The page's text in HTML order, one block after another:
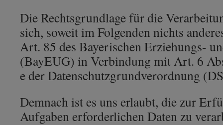
Die Rechtsgrundlage für die
sich, soweit im Folgenden nichts
Art. 85 des Bayerischen Erziehungs-
(BayEUG) in Verbindung mit Art. 6
e der Datenschutzgrundverordnung
Demnach ist es uns erlaubt, die zur
Aufgaben erforderlichen Daten zu